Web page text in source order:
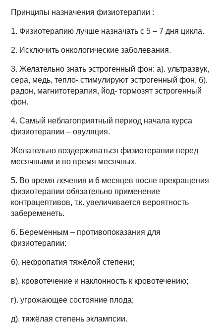
Принципы назначения физиотерапии :
1. Физиотерапию лучше назначать с 5 – 7 дня цикла.
2. Исключить онкологические заболевания.
3. Желательно знать эстрогенный фон: а). ультразвук,
сера, медь, тепло- стимулируют эстрогенный фон, б).
радон, магнитотерапия, йод- тормозят эстрогенный
фон.
4. Самый неблагоприятный период начала курса
физиотерапии – овуляция.
Желательно воздерживаться физиотерапии перед
месячными и во время месячных.
5. Во время лечения и 6 месяцев после прекращения
физиотерапии обязательно применение
контрацептивов, т.к. увеличивается вероятность
забеременеть.
6. Беременным – противопоказания для
физиотерапии:
б). нефропатия тяжёлой степени;
в). кровотечение и наклонность к кровотечению;
г). угрожающее состояние плода;
д). тяжёлая степень эклампсии.